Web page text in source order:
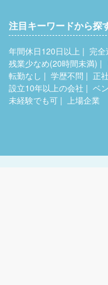
注目キーワードから探
年間休日120日以上 完
残業少なめ(20時間未満)
転勤なし
学歴不問 正
設立10年以上の会社
ベ
未経験でも可
上場企業